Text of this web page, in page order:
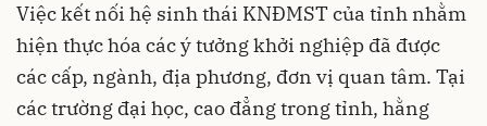
Việc kết nối hệ sinh thái KNĐMST của tỉnh nhằm
hiện thực hóa các ý tưởng khởi nghiệp đã được
các cấp, ngành, địa phương, đơn vị quan tâm. Tại
các trường đại học, cao đẳng trong tỉnh, hằng